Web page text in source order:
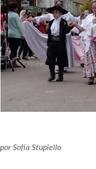
porSofía Stupiello